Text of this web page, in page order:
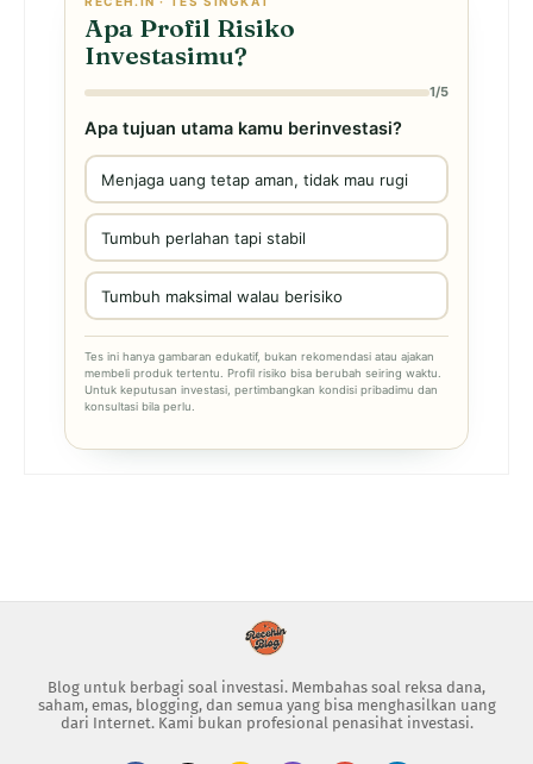
Apa Profil Risiko
Investasimu?
1/5
Apa tujuan utama kamu berinvestasi?
Menjaga uang tetap aman, tidak mau rugi
Tumbuh perlahan tapi stabil
Tumbuh maksimal walau berisiko
Tes ini hanya gambaran edukatif, bukan rekomendasi atau ajakan
membeli produk tertentu. Profil risiko bisa berubah seiring waktu.
Untuk keputusan investasi, pertimbangkan kondisi pribadimu dan
konsultasi bila perlu.
Blog untuk berbagi soal investasi. Membahas soal reksa dana,
saham, emas, blogging, dan semua yang bisa menghasilkan uang
dari Internet. Kami bukan profesional penasihat investasi.